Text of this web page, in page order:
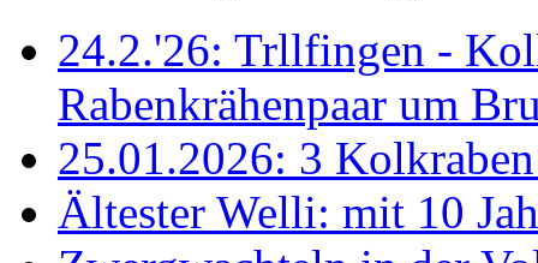
24.2.'26: Trllfingen -
Rabenkrähenpaar um
25.01.2026: 3
Ältester Welli: mit 10